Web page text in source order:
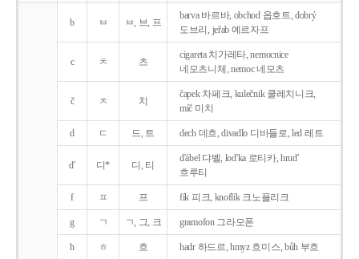
b ㅂ ㅂ, 브, 프
barva 바르바, obchod 옵호트, dobrý
도브리, jeřab 예르자프
c ㅊ 츠
cigareta 치가레타, nemocnice
네모츠니체, nemoc 네모츠
č ㅊ 치
čapek 차페크, kulečnik 쿨레치니크,
míč 미치
d ㄷ 드, 트 dech 데흐, divadlo 디바들로, led 레트
d' 디* 디, 티
d'ábel 댜벨, lod'ka 로티카, hrud'
흐루티
f ㅍ 프 fík 피크, knoflík 크노플리크
g ㄱ ㄱ, 그, 크 gramofon 그라모폰
h ㅎ 흐 hadr 하드르, hmyz 흐미스, bůh 부흐